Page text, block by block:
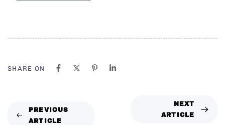
SHARE ON
PREVIOUS
ARTICLE
NEXT
ARTICLE